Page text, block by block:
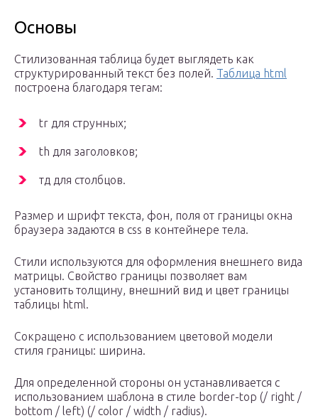
Основы
Стилизованная таблица будет выглядеть как
структурированный текст без полей. Таблица html
построена благодаря тегам:
tr для струнных;
th для заголовков;
тд для столбцов.
Размер и шрифт текста, фон, поля от границы окна
браузера задаются в css в контейнере тела.
Стили используются для оформления внешнего вида
матрицы. Свойство границы позволяет вам
установить толщину, внешний вид и цвет границы
таблицы html.
Сокращено с использованием цветовой модели
стиля границы: ширина.
Для определенной стороны он устанавливается с
использованием шаблона в стиле border-top (/ right /
bottom / left) (/ color / width / radius).